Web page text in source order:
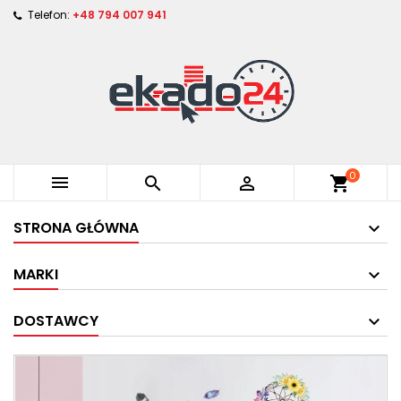
Telefon: +48 794 007 941
   shopping_cart0
STRONA GŁÓWNA
MARKI
DOSTAWCY